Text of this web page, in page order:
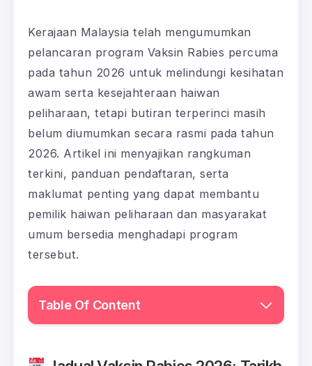
Kerajaan Malaysia telah mengumumkan
pelancaran program Vaksin Rabies percuma
pada tahun 2026 untuk melindungi kesihatan
awam serta kesejahteraan haiwan
peliharaan, tetapi butiran terperinci masih
belum diumumkan secara rasmi pada tahun
2026. Artikel ini menyajikan rangkuman
terkini, panduan pendaftaran, serta
maklumat penting yang dapat membantu
pemilik haiwan peliharaan dan masyarakat
umum bersedia menghadapi program
tersebut.
Table Of Content